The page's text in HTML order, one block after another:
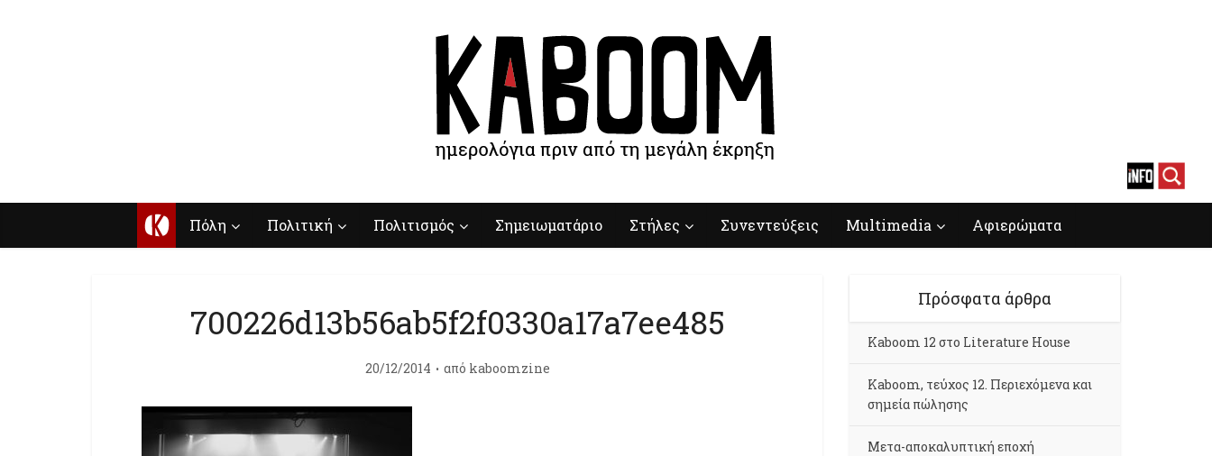
Κ Πόλη Πολιτική Πολιτισμός Σημειωματάριο Στήλες Συνεντεύξεις Multimedia Αφιερώματα
700226d13b56ab5f2f0330a17a7ee485
20/12/2014 από kaboomzine
Πρόσφατα άρθρα
Kaboom 12 στο Literature House
Kaboom, τεύχος 12. Περιεχόμενα και
σημεία πώλησης
Μετα-αποκαλυπτική εποχή